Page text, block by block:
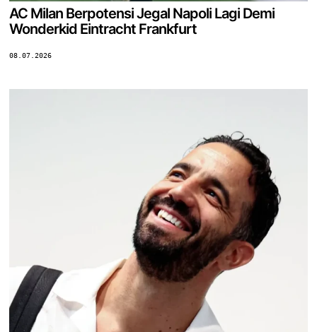
AC Milan Berpotensi Jegal Napoli Lagi Demi
Wonderkid Eintracht Frankfurt
08.07.2026